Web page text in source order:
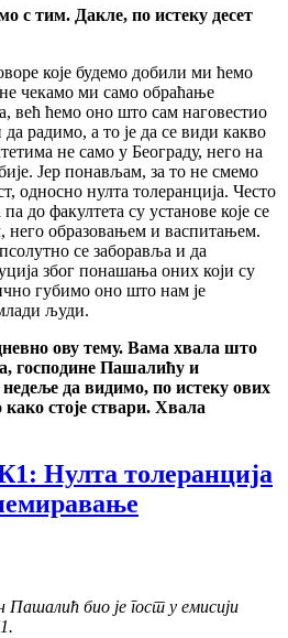
с тим. Дакле, по истеку десет
које будемо добили ми ћемо
чекамо ми само обраћање
већ ћемо оно што сам наговестио
радимо, а то је да се види какво
не само у Београду, него на
Јер понављам, за то не смемо
односно нулта толеранција. Често
до факултета су установе које се
него образовањем и васпитањем.
се заборавља и да
због понашања оних који су
губимо оно што нам је
људи.
ову тему. Вама хвала што
господине Пашалићу и
да видимо, по истеку ових
стоје ствари. Хвала
Нулта толеранција
био је гост у емисији